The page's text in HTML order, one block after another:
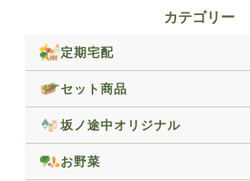
カテゴリー
定期宅配
セット商品
坂ノ途中オリジナル
お野菜